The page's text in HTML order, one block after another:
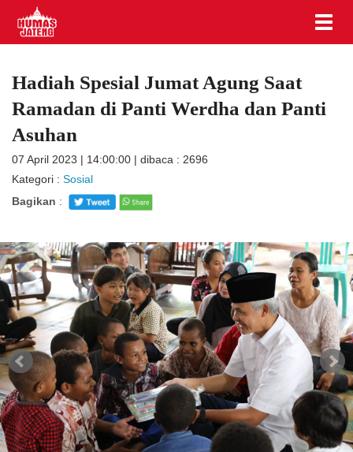
Hadiah Spesial Jumat Agung Saat
Ramadan di Panti Werdha dan Panti
Asuhan
07 April 2023 | 14:00:00 | dibaca : 2696
Kategori : Sosial
Bagikan :